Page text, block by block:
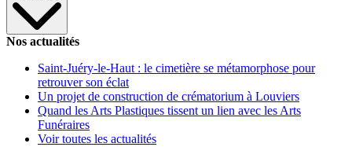
Nos actualités
Saint-Juéry-le-Haut : le cimetière se métamorphose pour
retrouver son éclat
Un projet de construction de crématorium à Louviers
Quand les Arts Plastiques tissent un lien avec les Arts
Funéraires
Voir toutes les actualités